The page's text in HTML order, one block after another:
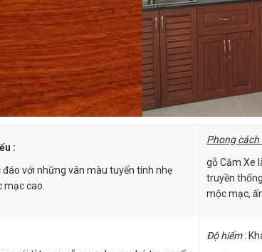
:
với những vân màu tuyến tính nhẹ
mạc cao.
Phong cách
gỗ Căm Xe
truyền
mộc mạc,
Độ hiếm: